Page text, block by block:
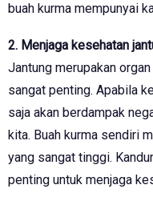
buah kurma mempunyai
2. Menjaga kesehatan
Jantung merupakan
sangat penting. Apabila
saja akan berdampak
kita. Buah kurma sendiri
yang sangat tinggi.
penting untuk menjaga